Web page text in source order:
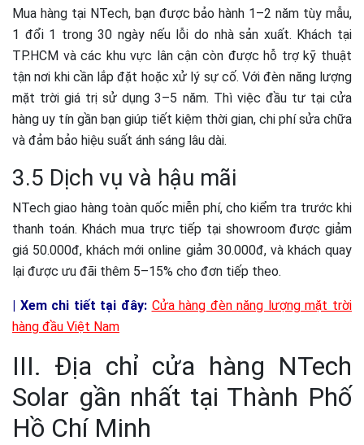
Mua hàng tại NTech, bạn được bảo hành 1–2 năm tùy mẫu,
1 đổi 1 trong 30 ngày nếu lỗi do nhà sản xuất. Khách tại
TP.HCM và các khu vực lân cận còn được hỗ trợ kỹ thuật
tận nơi khi cần lắp đặt hoặc xử lý sự cố. Với đèn năng lượng
mặt trời giá trị sử dụng 3–5 năm. Thì việc đầu tư tại cửa
hàng uy tín gần bạn giúp tiết kiệm thời gian, chi phí sửa chữa
và đảm bảo hiệu suất ánh sáng lâu dài.
3.5 Dịch vụ và hậu mãi
NTech giao hàng toàn quốc miễn phí, cho kiểm tra trước khi
thanh toán. Khách mua trực tiếp tại showroom được giảm
giá 50.000đ, khách mới online giảm 30.000đ, và khách quay
lại được ưu đãi thêm 5–15% cho đơn tiếp theo.
| Xem chi tiết tại đây: Cửa hàng đèn năng lượng mặt trời
hàng đầu Việt Nam
III. Địa chỉ cửa hàng NTech
Solar gần nhất tại Thành Phố
Hồ Chí Minh